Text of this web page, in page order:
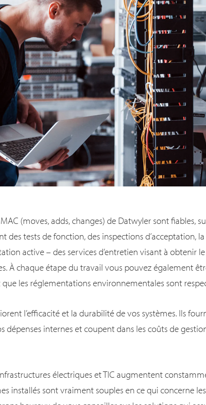
MAC (moves, adds, changes) de Datwyler sont fiables,
des tests de fonction, des inspections d’acceptation,
active – des services d’entretien visant à obtenir
À chaque étape du travail vous pouvez également
les réglementations environnementales sont
l’efficacité et la durabilité de vos systèmes. Ils
dépenses internes et coupent dans les coûts de
électriques et TIC augmentent
installés sont vraiment souples en ce qui concerne